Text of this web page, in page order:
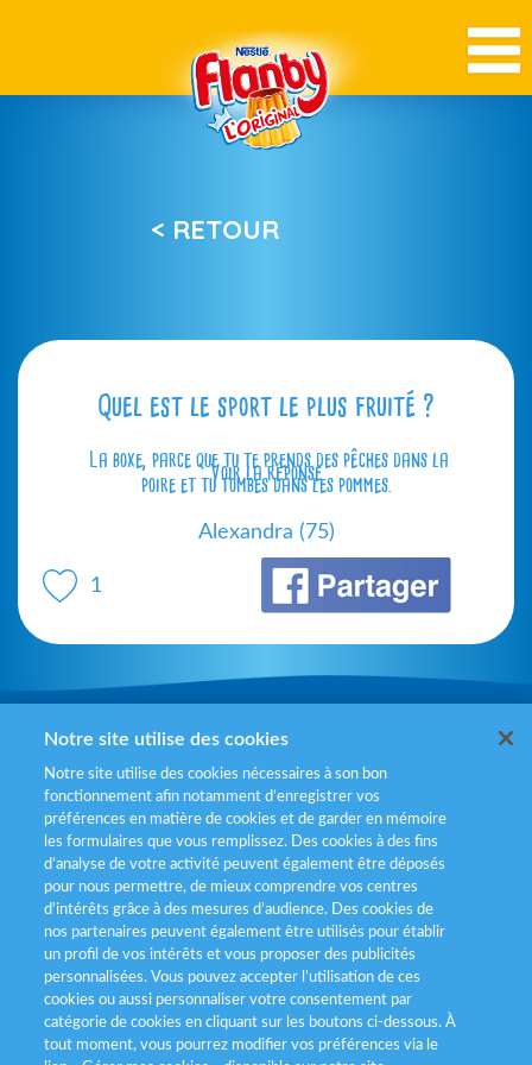
< RETOUR
Quel est le sport le plus fruité ?
Voir la réponse
La boxe, parce que tu te prends des pêches dans la
poire et tu tombes dans les pommes.
1
Alexandra (75)
Mentions légales
Politiques de gestion des cookies
Politique données personnelles
Services consommateurs
Déclaration d’accessibilité
Notre site utilise des cookies
Notre site utilise des cookies nécessaires à son bon
fonctionnement afin notamment d’enregistrer vos
préférences en matière de cookies et de garder en mémoire
les formulaires que vous remplissez. Des cookies à des fins
d’analyse de votre activité peuvent également être déposés
pour nous permettre, de mieux comprendre vos centres
d'intérêts grâce à des mesures d’audience. Des cookies de
nos partenaires peuvent également être utilisés pour établir
un profil de vos intérêts et vous proposer des publicités
personnalisées. Vous pouvez accepter l’utilisation de ces
cookies ou aussi personnaliser votre consentement par
catégorie de cookies en cliquant sur les boutons ci-dessous. À
tout moment, vous pourrez modifier vos préférences via le